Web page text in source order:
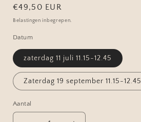
Normale
prijs
€49,50 EUR
Belastingen inbegrepen.
Datum
zaterdag 11 juli 11.15-12.45
Zaterdag 19 september 11.15-12.45
Aantal
Aantal